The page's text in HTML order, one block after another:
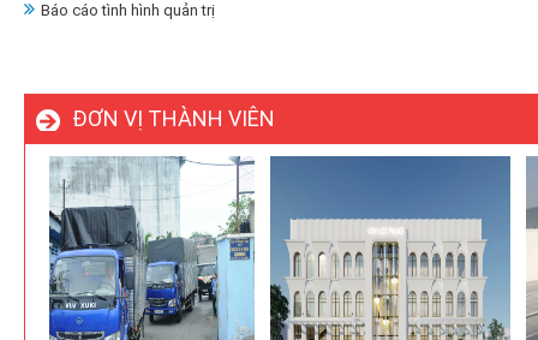
Báo cáo tình hình quản trị
ĐƠN VỊ THÀNH VIÊN